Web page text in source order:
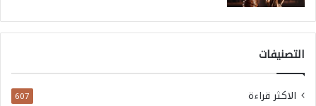
التصنيفات
الاكثر قراءة 607